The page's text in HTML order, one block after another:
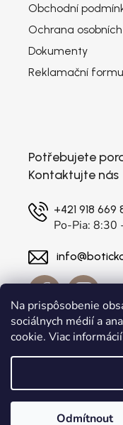
Na prispôsobenie
sociálnych médií a
cookie. Viac informácií
Odmítnout
Obchodní
Ochrana
Dokumenty
Reklamační
Potřebujete
Kontaktujte nás
+421 918 669
Po-Pia: 8:30
Copyright 2026